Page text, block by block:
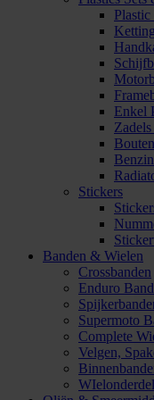
Plastic
Enkel
Stickers
Banden & Wielen
Crossbanden
Enduro
Supermoto
Complete
Velgen,